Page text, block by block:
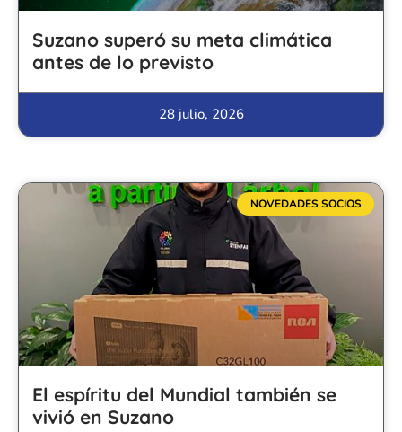
Suzano superó su meta climática
antes de lo previsto
28 julio, 2026
NOVEDADES SOCIOS
El espíritu del Mundial también se
vivió en Suzano